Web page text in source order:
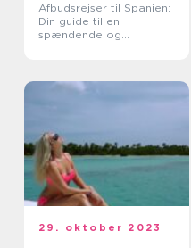
Afbudsrejser til Spanien:
Din guide til en
spændende og
29. oktober 2023